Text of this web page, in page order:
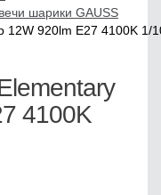
шарики GAUSS
920lm E27 4100K 1/
4100K